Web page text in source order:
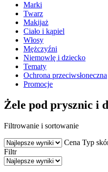
Marki
Twarz
Makijaż
Ciało i kąpiel
Włosy
Mężczyźni
Niemowlę i dziecko
Tematy
Ochrona przeciwsłoneczna
Promocje
Żele pod prysznic i
Filtrowanie i sortowanie
Cena Typ
Filtr